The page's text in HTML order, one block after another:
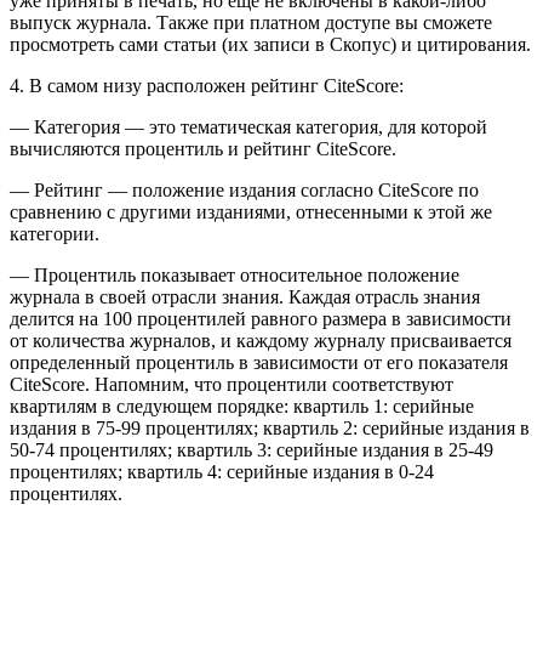
выпуск журнала. Также при платном доступе вы сможете
просмотреть сами статьи (их записи в Скопус) и цитирования.
4. В самом низу расположен рейтинг CiteScore:
— Категория — это тематическая категория, для которой
вычисляются процентиль и рейтинг CiteScore.
— Рейтинг — положение издания согласно CiteScore по
сравнению с другими изданиями, отнесенными к этой же
категории.
— Процентиль показывает относительное положение
журнала в своей отрасли знания. Каждая отрасль знания
делится на 100 процентилей равного размера в зависимости
от количества журналов, и каждому журналу присваивается
определенный процентиль в зависимости от его показателя
CiteScore. Напомним, что процентили соответствуют
квартилям в следующем порядке: квартиль 1: серийные
издания в 75-99 процентилях; квартиль 2: серийные издания в
50-74 процентилях; квартиль 3: серийные издания в 25-49
процентилях; квартиль 4: серийные издания в 0-24
процентилях.